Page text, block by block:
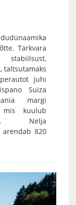
Tarkvara
taltsutamaks
juhi
Suiza
margi
mis kuulub
Nelja
820